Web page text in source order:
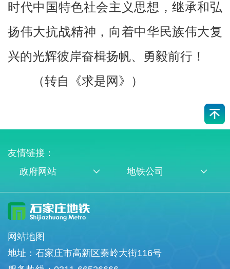
时代中国特色社会主义思想，继承和弘
扬伟大抗战精神，向着中华民族伟大复
兴的光辉彼岸奋楫扬帆、勇毅前行！
（转自《求是网》）
友情链接：
政府网站
地铁公司
网站地图
地址：石家庄市高新区秦岭大街116号